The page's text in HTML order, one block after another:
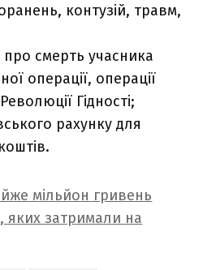
контузій, травм,
про смерть учасника
операції, операції
Гідності;
рахунку для
мільйон гривень
яких затримали на